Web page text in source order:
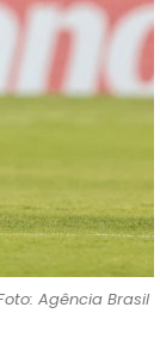
Agência Brasil